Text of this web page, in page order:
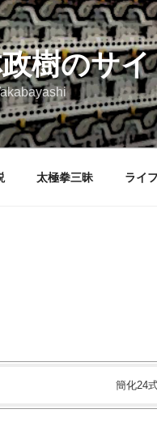
樹のサ
太極拳三昧 ライ
簡化24